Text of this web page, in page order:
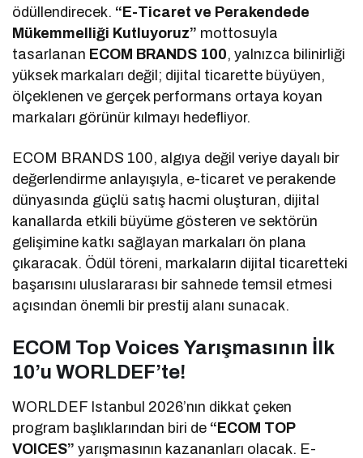
ödüllendirecek. “E-Ticaret ve Perakendede
Mükemmelliği Kutluyoruz” mottosuyla
tasarlanan ECOM BRANDS 100, yalnızca bilinirliği
yüksek markaları değil; dijital ticarette büyüyen,
ölçeklenen ve gerçek performans ortaya koyan
markaları görünür kılmayı hedefliyor.
ECOM BRANDS 100, algıya değil veriye dayalı bir
değerlendirme anlayışıyla, e-ticaret ve perakende
dünyasında güçlü satış hacmi oluşturan, dijital
kanallarda etkili büyüme gösteren ve sektörün
gelişimine katkı sağlayan markaları ön plana
çıkaracak. Ödül töreni, markaların dijital ticaretteki
başarısını uluslararası bir sahnede temsil etmesi
açısından önemli bir prestij alanı sunacak.
ECOM Top Voices Yarışmasının İlk
10’u WORLDEF’te!
WORLDEF Istanbul 2026’nın dikkat çeken
program başlıklarından biri de “ECOM TOP
VOICES”yarışmasının kazananları olacak. E-